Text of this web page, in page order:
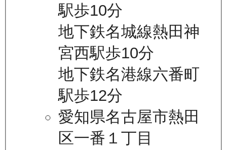
駅歩10分
地下鉄名城線熱田神
宮西駅歩10分
地下鉄名港線六番町
駅歩12分
愛知県名古屋市熱田
区一番１丁目